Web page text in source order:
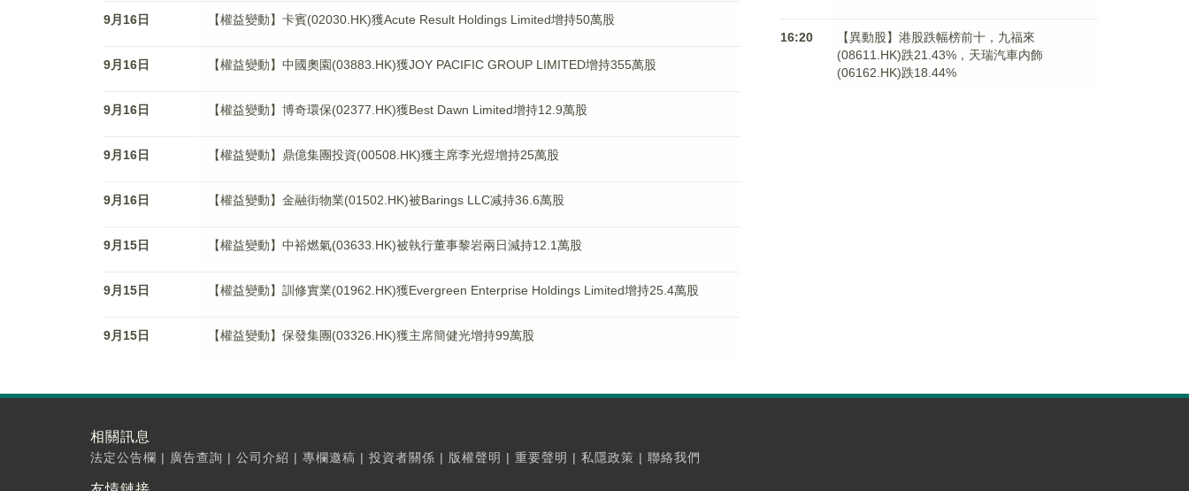
9月16日 【權益變動】卡賓(02030.HK)獲Acute Result Holdings Limited增持50萬股
9月16日 【權益變動】中國奧園(03883.HK)獲JOY PACIFIC GROUP LIMITED增持355萬股
9月16日 【權益變動】博奇環保(02377.HK)獲Best Dawn Limited增持12.9萬股
9月16日 【權益變動】鼎億集團投資(00508.HK)獲主席李光煜增持25萬股
9月16日 【權益變動】金融街物業(01502.HK)被Barings LLC减持36.6萬股
9月15日 【權益變動】中裕燃氣(03633.HK)被執行董事黎岩兩日減持12.1萬股
9月15日 【權益變動】訓修實業(01962.HK)獲Evergreen Enterprise Holdings Limited增持25.4萬股
9月15日 【權益變動】保發集團(03326.HK)獲主席簡健光增持99萬股
16:20
【異動股】港股跌幅榜前十，九福來
(08611.HK)跌21.43%，天瑞汽車内飾
(06162.HK)跌18.44%
相關訊息
法定公告欄 | 廣告查詢 | 公司介紹 | 專欄邀稿 | 投資者關係 | 版權聲明 | 重要聲明 | 私隱政策 | 聯絡我們